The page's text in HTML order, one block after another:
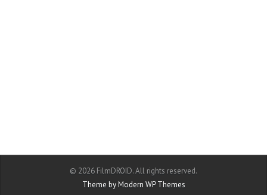
© 2026 FilmDROID. All rights reserved.
Theme by Modern WP Themes